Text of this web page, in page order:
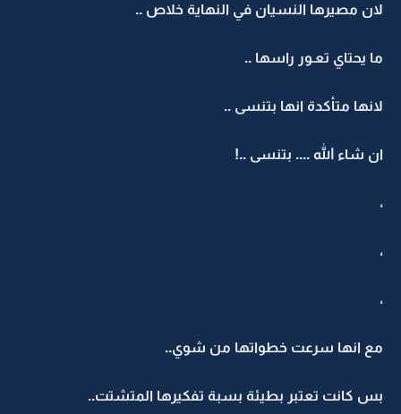
لان مصيرها النسيان في النهاية خلاص ..
ما يحتاي تعـور راسها ..
لانها متأكدة انها بتنسى ..
ان شاء الله .... بتنسى ..!
،
،
،
مع انها سرعت خطواتها من شوي..
بس كانت تعتبر بطيئة بسبة تفكيرها المتشتت..